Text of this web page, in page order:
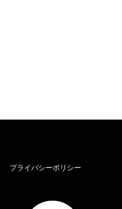
プライバシーポリシー